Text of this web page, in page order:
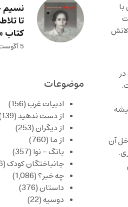
در
آن
نسیم
تا
کتاب
5 آگوست 2026
موضوعات
ادبیات غرب(156)
از دست ندهید(139)
از دیگران(253)
از ما (760)
بانگ – نوا (357)
جانباختگان کودک(36)
چه خبر؟(1,086)
داستان(376)
دوسیه(22)